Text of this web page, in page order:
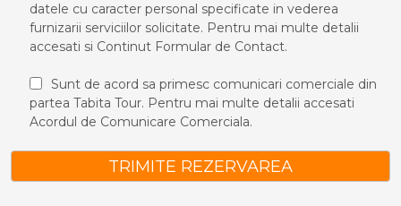
datele cu caracter personal specificate in vederea
furnizarii serviciilor solicitate. Pentru mai multe detalii
accesati si Continut Formular de Contact.
Sunt de acord sa primesc comunicari comerciale din
partea Tabita Tour. Pentru mai multe detalii accesati
Acordul de Comunicare Comerciala.
TRIMITE REZERVAREA